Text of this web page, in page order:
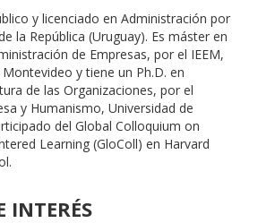
y licenciado en Administración por
la República (Uruguay). Es máster en
de Empresas, por el IEEM,
y tiene un Ph.D. en
de las Organizaciones, por el
y Humanismo, Universidad de
del Global Colloquium on
Learning (GloColl) en Harvard
INTERÉS